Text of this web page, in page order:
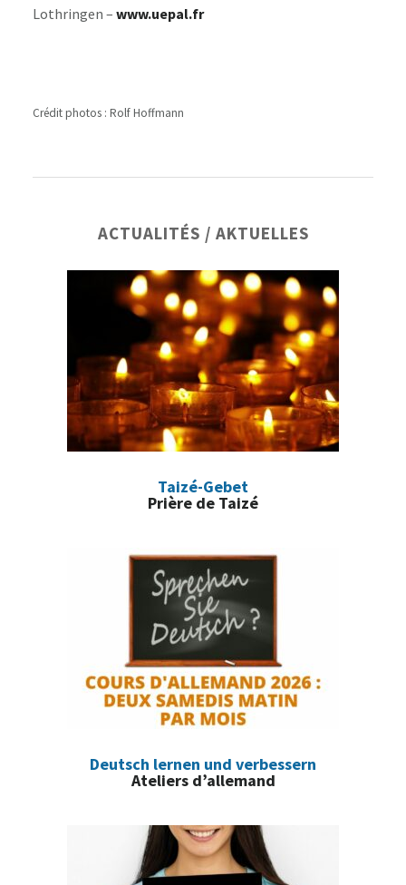
Lothringen – www.uepal.fr
Crédit photos : Rolf Hoffmann
principale
ACTUALITÉS / AKTUELLES
Taizé-Gebet
Prière de Taizé
Deutsch lernen und verbessern
Ateliers d’allemand